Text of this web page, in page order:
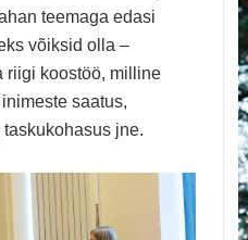
teemaga edasi
võiksid olla –
riigi koostöö, milline
saatus,
jne.